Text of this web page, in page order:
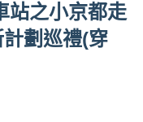
站之小京都走
劃巡禮(穿